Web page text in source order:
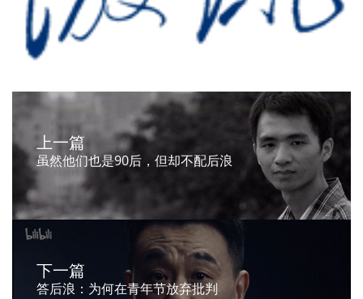
上一篇
虽然他们也是90后，但却不配后浪
下一篇
答后浪：为何在青年节放弃批判